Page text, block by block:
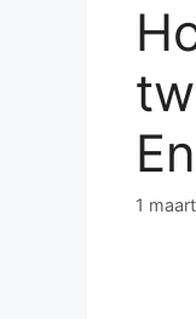
1